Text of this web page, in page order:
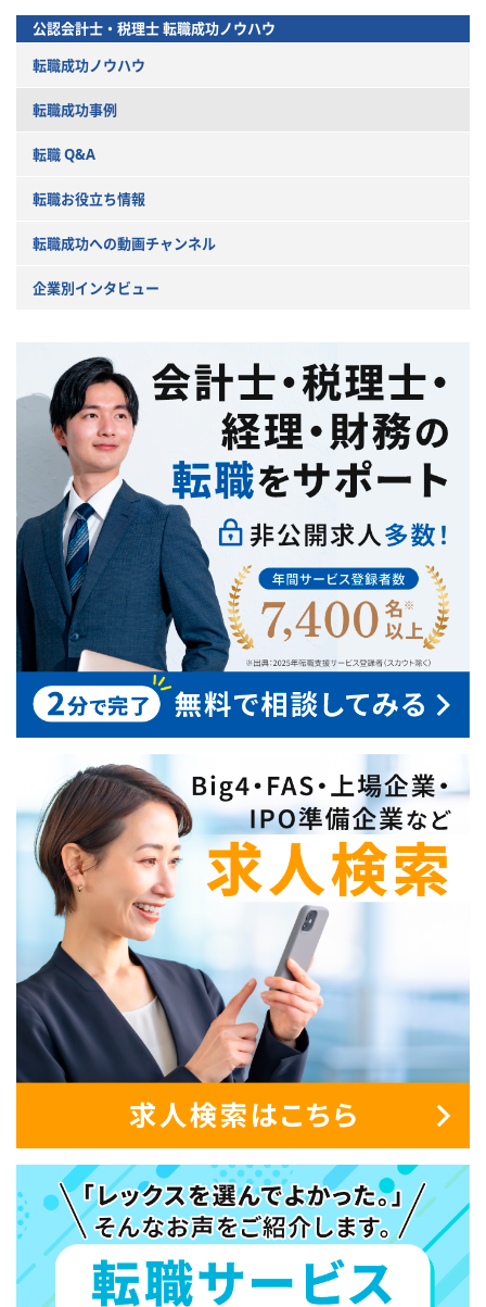
公認会計士・税理士転職成功ノウハウ
転職成功ノウハウ
転職成功事例
転職 Q&A
転職お役立ち情報
転職成功への動画チャンネル
企業別インタビュー